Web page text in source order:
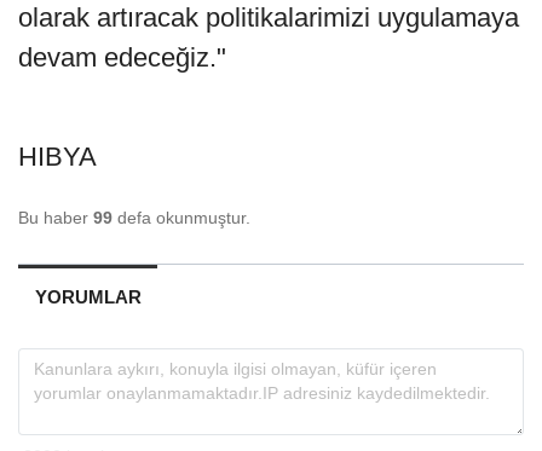
olarak artıracak politikalarimizi uygulamaya
devam edeceğiz."
HIBYA
Bu haber 99 defa okunmuştur.
YORUMLAR